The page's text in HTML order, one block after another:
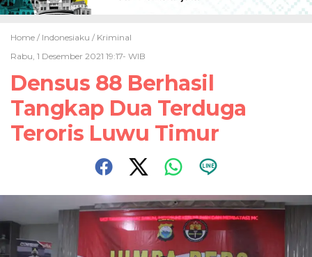
Home / Indonesiaku / Kriminal
Rabu, 1 Desember 2021 19:17- WIB
Densus 88 Berhasil
Tangkap Dua Terduga
Teroris Luwu Timur